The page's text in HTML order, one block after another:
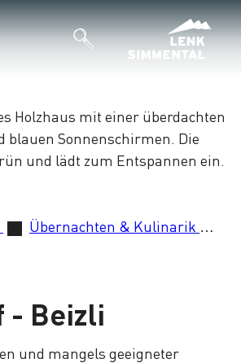
Übernachten & Kulinarik
- Beizli
und mangels geeigneter